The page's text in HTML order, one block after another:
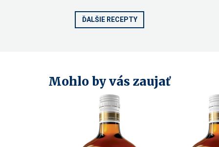
ĎALŠIE RECEPTY
Mohlo by vás zaujať